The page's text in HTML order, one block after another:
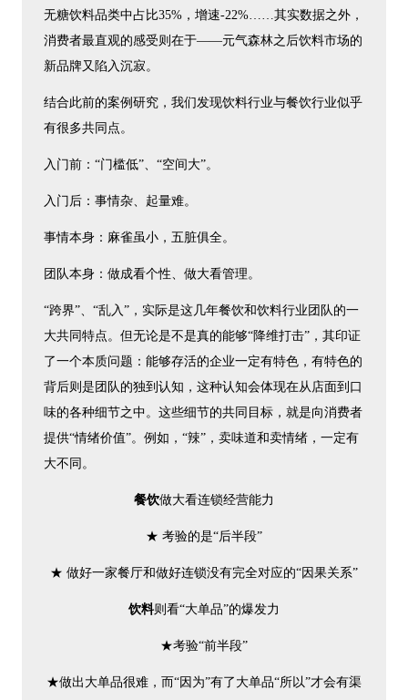
无糖饮料品类中占比35%，增速-22%……其实数据之外，
消费者最直观的感受则在于——元气森林之后饮料市场的
新品牌又陷入沉寂。
结合此前的案例研究，我们发现饮料行业与餐饮行业似乎
有很多共同点。
入门前：“门槛低”、“空间大”。
入门后：事情杂、起量难。
事情本身：麻雀虽小，五脏俱全。
团队本身：做成看个性、做大看管理。
“跨界”、“乱入”，实际是这几年餐饮和饮料行业团队的一
大共同特点。但无论是不是真的能够“降维打击”，其印证
了一个本质问题：能够存活的企业一定有特色，有特色的
背后则是团队的独到认知，这种认知会体现在从店面到口
味的各种细节之中。这些细节的共同目标，就是向消费者
提供“情绪价值”。例如，“辣”，卖味道和卖情绪，一定有
大不同。
餐饮做大看连锁经营能力
★ 考验的是“后半段”
★ 做好一家餐厅和做好连锁没有完全对应的“因果关系”
饮料则看“大单品”的爆发力
★考验“前半段”
★做出大单品很难，而“因为”有了大单品“所以”才会有渠